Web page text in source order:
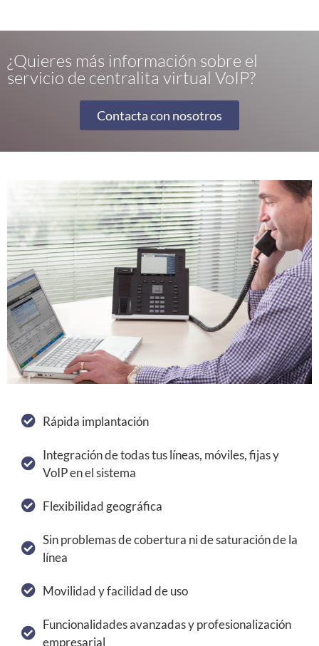
¿Quieres más información sobre el
servicio de centralita virtual VoIP?
Contacta con nosotros
Rápida implantación
Integración de todas tus líneas, móviles, fijas y
VoIP en el sistema
Flexibilidad geográfica
Sin problemas de cobertura ni de saturación de la
línea
Movilidad y facilidad de uso
Funcionalidades avanzadas y profesionalización
empresarial